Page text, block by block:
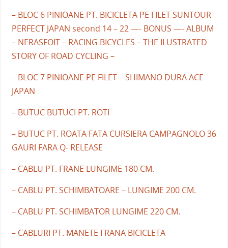
– BLOC 6 PINIOANE PT. BICICLETA PE FILET SUNTOUR
PERFECT JAPAN second 14 – 22 —- BONUS —- ALBUM
– NERASFOIT – RACING BICYCLES – THE ILUSTRATED
STORY OF ROAD CYCLING –
– BLOC 7 PINIOANE PE FILET – SHIMANO DURA ACE
JAPAN
– BUTUC BUTUCI PT. ROTI
– BUTUC PT. ROATA FATA CURSIERA CAMPAGNOLO 36
GAURI FARA Q- RELEASE
– CABLU PT. FRANE LUNGIME 180 CM.
– CABLU PT. SCHIMBATOARE – LUNGIME 200 CM.
– CABLU PT. SCHIMBATOR LUNGIME 220 CM.
– CABLURI PT. MANETE FRANA BICICLETA